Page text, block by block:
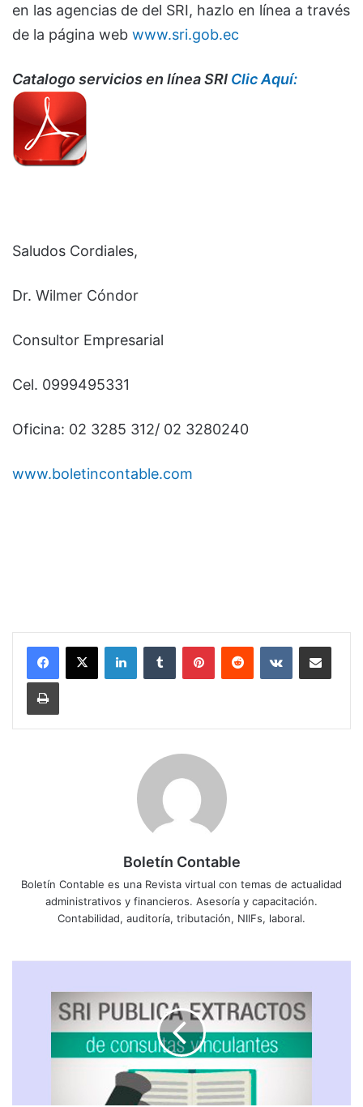
en las agencias de del SRI, hazlo en línea a través
de la página web www.sri.gob.ec
Catalogo servicios en línea SRI Clic Aquí:
Saludos Cordiales,
Dr. Wilmer Cóndor
Consultor Empresarial
Cel. 0999495331
Oficina: 02 3285 312/ 02 3280240
www.boletincontable.com
Boletín Contable
Boletín Contable es una Revista virtual con temas de actualidad
administrativos y financieros. Asesoría y capacitación.
Contabilidad, auditoría, tributación, NIIFs, laboral.
S